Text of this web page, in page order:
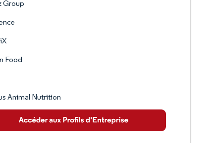
Group
Food
Animal Nutrition